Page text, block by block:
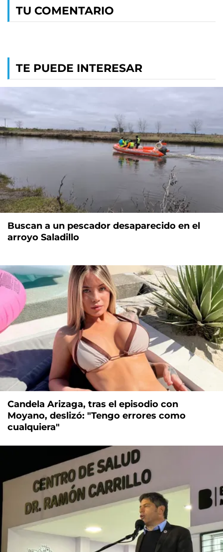
TU COMENTARIO
TE PUEDE INTERESAR
Buscan a un pescador desaparecido en el
arroyo Saladillo
Candela Arizaga, tras el episodio con
Moyano, deslizó: "Tengo errores como
cualquiera"